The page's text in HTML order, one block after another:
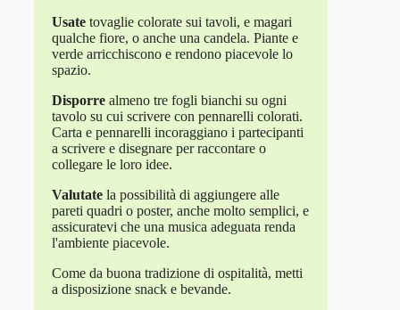
Usate tovaglie colorate sui tavoli, e magari
qualche fiore, o anche una candela. Piante e
verde arricchiscono e rendono piacevole lo
spazio.
Disporre almeno tre fogli bianchi su ogni
tavolo su cui scrivere con pennarelli colorati.
Carta e pennarelli incoraggiano i partecipanti
a scrivere e disegnare per raccontare o
collegare le loro idee.
Valutate la possibilità di aggiungere alle
pareti quadri o poster, anche molto semplici, e
assicuratevi che una musica adeguata renda
l'ambiente piacevole.
Come da buona tradizione di ospitalità, metti
a disposizione snack e bevande.